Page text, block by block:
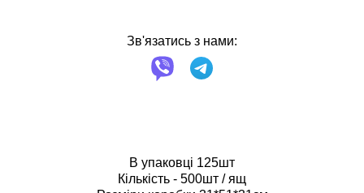
Зв'язатись з нами:
В упаковці 125шт
Кількість - 500шт / ящ